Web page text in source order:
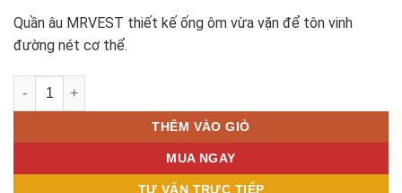
Quần âu MRVEST thiết kế ống ôm vừa vặn để tôn vinh
đường nét cơ thể.
QUẦN ÂU GHI SÁNG CARO XANH - QVM526 số lượng
THÊM VÀO GIỎ
MUA NGAY
TƯ VẤN TRỰC TIẾP